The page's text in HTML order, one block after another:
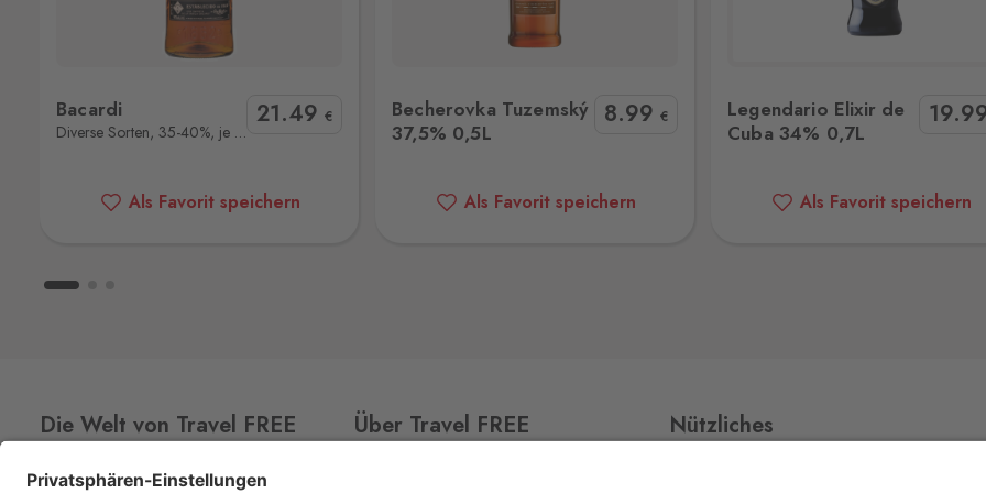
Dolní Dvořiště 219, Dolní Dvořiště,
382 72
Furth im Wald
Folmava č.p. 15, Česká Kubice, 345 32
0 Stk.
Halámky
Neunagelberg
Hevlín
Hevlín 459, Hevlín,
Bacardi
Diverse Sorten, 35-40%, je 1L
21.49 €
Als Favorit speichern
Becherovka Tuzemský
37,5% 0,5L
8.99 €
Als Favorit speichern
Legendario Elixir de
Cuba 34% 0,7L
19
Als Favorit speichern
Die Welt von Travel FREE
CLUBCARD
Über Travel FREE Nützliches